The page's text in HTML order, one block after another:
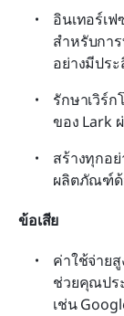
อินเทอร์เ
สำหรับกา
อย่างมีปร
รักษาเวิร์
ของ Lark
สร้างทุกอ
ผลิตภัณฑ์ด้
ข้อเสีย
ค่าใช้จ่าย
ช่วยคุณปร
เช่น